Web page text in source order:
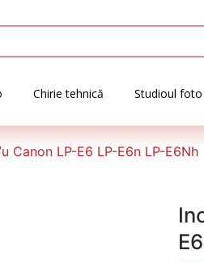
Chirie tehnică Studioul foto
Canon LP-E6 LP-E6n LP-E6Nh